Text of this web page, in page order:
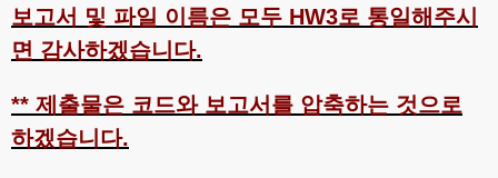
보고서 및 파일 이름은 모두 HW3로 통일해주시
면 감사하겠습니다.
** 제출물은 코드와 보고서를 압축하는 것으로
하겠습니다.